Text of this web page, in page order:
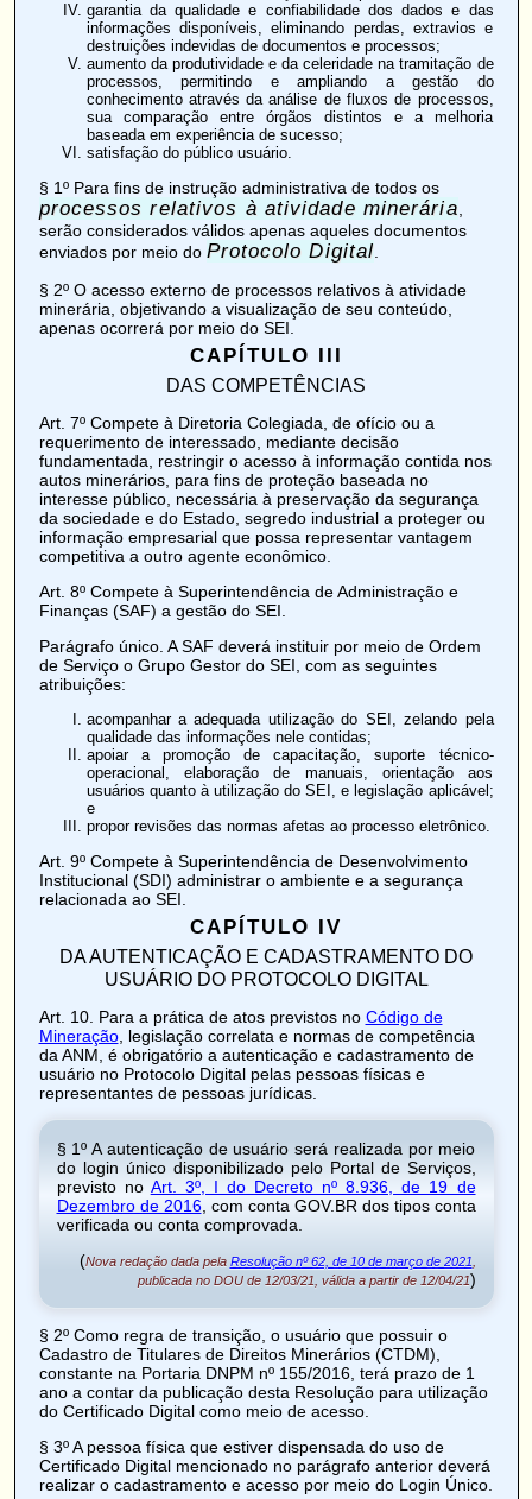
garantia da qualidade e confiabilidade dos dados e das
informações disponíveis, eliminando perdas, extravios e
destruições indevidas de documentos e processos;
aumento da produtividade e da celeridade na tramitação de
processos, permitindo e ampliando a gestão do
conhecimento através da análise de fluxos de processos,
sua comparação entre órgãos distintos e a melhoria
baseada em experiência de sucesso;
satisfação do público usuário.
§ 1º Para fins de instrução administrativa de todos os
processos relativos à atividade minerária,
serão considerados válidos apenas aqueles documentos
enviados por meio do Protocolo Digital.
§ 2º O acesso externo de processos relativos à atividade
minerária, objetivando a visualização de seu conteúdo,
apenas ocorrerá por meio do SEI.
CAPÍTULO III
DAS COMPETÊNCIAS
Art. 7ºCompete à Diretoria Colegiada, de ofício ou a
requerimento de interessado, mediante decisão
fundamentada, restringir o acesso à informação contida nos
autos minerários, para fins de proteção baseada no
interesse público, necessária à preservação da segurança
da sociedade e do Estado, segredo industrial a proteger ou
informação empresarial que possa representar vantagem
competitiva a outro agente econômico.
Art. 8ºCompete à Superintendência de Administração e
Finanças (SAF) a gestão do SEI.
Parágrafo único. A SAF deverá instituir por meio de Ordem
de Serviço o Grupo Gestor do SEI, com as seguintes
atribuições:
acompanhar a adequada utilização do SEI, zelando pela
qualidade das informações nele contidas;
apoiar a promoção de capacitação, suporte técnico-
operacional, elaboração de manuais, orientação aos
usuários quanto à utilização do SEI, e legislação aplicável;
e
propor revisões das normas afetas ao processo eletrônico.
Art. 9ºCompete à Superintendência de Desenvolvimento
Institucional (SDI) administrar o ambiente e a segurança
relacionada ao SEI.
CAPÍTULO IV
DA AUTENTICAÇÃO E CADASTRAMENTO DO
USUÁRIO DO PROTOCOLO DIGITAL
Art. 10. Para a prática de atos previstos no Código de
Mineração, legislação correlata e normas de competência
da ANM, é obrigatório a autenticação e cadastramento de
usuário no Protocolo Digital pelas pessoas físicas e
representantes de pessoas jurídicas.
§ 1º A autenticação de usuário será realizada por meio
do login único disponibilizado pelo Portal de Serviços,
previsto no Art. 3º, I do Decreto nº 8.936, de 19 de
Dezembro de 2016, com conta GOV.BR dos tipos conta
verificada ou conta comprovada.
(Nova redação dada pela Resolução nº 62, de 10 de março de 2021
publicada no DOU de 12/03/21, válida a partir de 12/04/21)
§ 2º Como regra de transição, o usuário que possuir o
Cadastro de Titulares de Direitos Minerários (CTDM),
constante na Portaria DNPM nº 155/2016, terá prazo de 1
ano a contar da publicação desta Resolução para utilização
do Certificado Digital como meio de acesso.
§ 3º A pessoa física que estiver dispensada do uso de
Certificado Digital mencionado no parágrafo anterior deverá
realizar o cadastramento e acesso por meio do Login Único.